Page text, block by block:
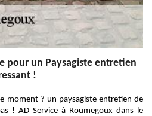
pour un Paysagiste entretien
!
moment ? un paysagiste entretien de
! AD Service à Roumegoux dans le